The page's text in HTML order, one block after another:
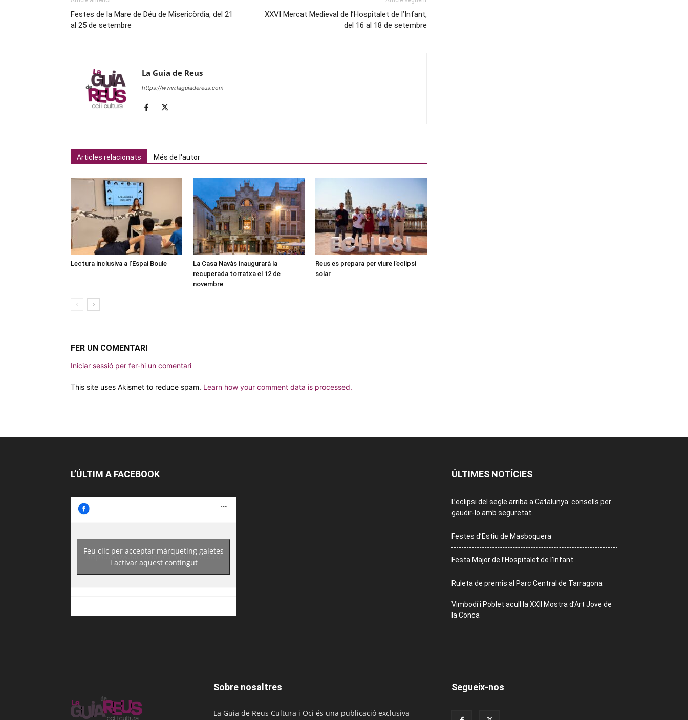
Festes de la Mare de Déu de Misericòrdia, del 21
al 25 de setembre
XXVI Mercat Medieval de l’Hospitalet de l’Infant,
del 16 al 18 de setembre
La Guia de Reus
https://www.laguiadereus.com
Articles relacionats Més de l'autor
Lectura inclusiva a l’Espai Boule
La Casa Navàs inaugurarà la
recuperada torratxa el 12 de
novembre
Reus es prepara per viure l’eclipsi
solar
FER UN COMENTARI
Iniciar sessió per fer-hi un comentari
This site uses Akismet to reduce spam. Learn how your comment data is processed.
L’ÚLTIM A FACEBOOK
https://www.facebook.com/guiadereus/
Feu clic per acceptar màrqueting galetes
i activar aquest contingut
ÚLTIMES NOTÍCIES
L’eclipsi del segle arriba a Catalunya: consells per
gaudir-lo amb seguretat
Festes d’Estiu de Masboquera
Festa Major de l’Hospitalet de l’Infant
Ruleta de premis al Parc Central de Tarragona
Vimbodí i Poblet acull la XXII Mostra d’Art Jove de
la Conca
Sobre nosaltres
La Guia de Reus Cultura i Oci és una publicació exclusiva
Segueix-nos